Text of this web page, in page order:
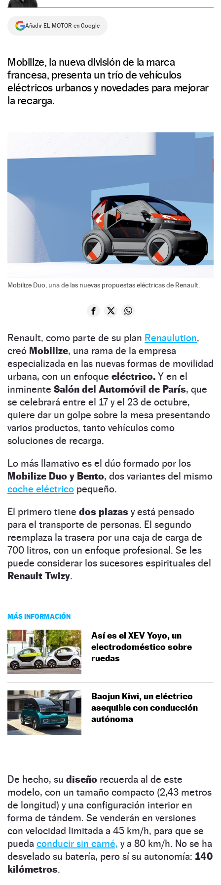
Añadir EL MOTOR en Google
Mobilize, la nueva división de la marca
francesa, presenta un trío de vehículos
eléctricos urbanos y novedades para mejorar
la recarga.
Mobilize Duo, una de las nuevas propuestas eléctricas de Renault.
Renault, como parte de su plan Renaulution,
creó Mobilize, una rama de la empresa
especializada en las nuevas formas de movilidad
urbana, con un enfoque eléctrico. Y en el
inminente Salón del Automóvil de París, que
se celebrará entre el 17 y el 23 de octubre,
quiere dar un golpe sobre la mesa presentando
varios productos, tanto vehículos como
soluciones de recarga.
Lo más llamativo es el dúo formado por los
Mobilize Duo y Bento, dos variantes del mismo
coche eléctrico pequeño.
El primero tiene dos plazas y está pensado
para el transporte de personas. El segundo
reemplaza la trasera por una caja de carga de
700 litros, con un enfoque profesional. Se les
puede considerar los sucesores espirituales del
Renault Twizy.
MÁS INFORMACIÓN
Así es el XEV Yoyo, un
electrodoméstico sobre
ruedas
Baojun Kiwi, un eléctrico
asequible con conducción
autónoma
De hecho, su diseño recuerda al de este
modelo, con un tamaño compacto (2,43 metros
de longitud) y una configuración interior en
forma de tándem. Se venderán en versiones
con velocidad limitada a 45 km/h, para que se
pueda conducir sin carné, y a 80 km/h. No se ha
desvelado su batería, pero sí su autonomía: 140
kilómetros.